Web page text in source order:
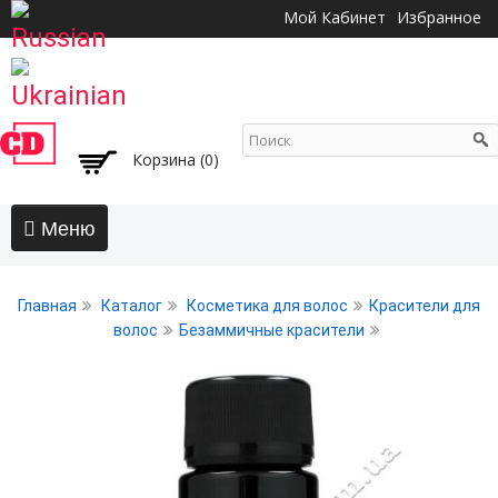
основному
Мой Кабинет Избранное
Корзина (0)
АКЦИИ
Безсульфатный уход
Воски, пасты, глина, помады для волос
Главная Каталог Косметика для волос
Красители для
волос
Безаммичные красители